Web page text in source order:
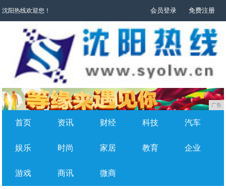
沈阳热线欢迎您！ 会员登录 免费注册
广告
首页 资讯 财经 科技 汽车
娱乐 时尚 家居 教育 企业
游戏 商讯 微商